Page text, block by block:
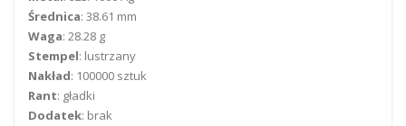
Średnica: 38.61 mm
Waga: 28.28 g
Stempel: lustrzany
Nakład: 100000 sztuk
Rant: gładki
Dodatek: brak